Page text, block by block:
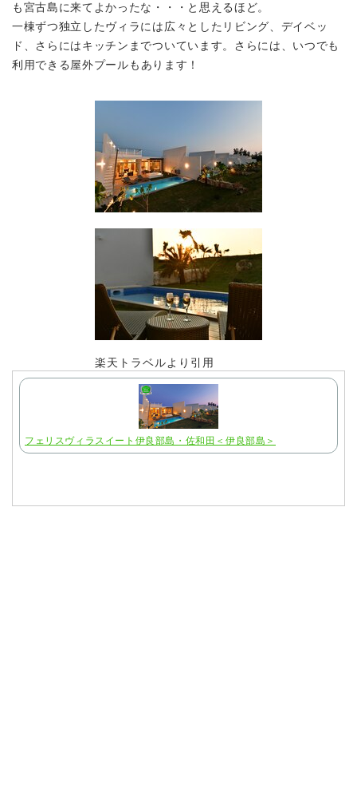
も宮古島に来てよかったな・・・と思えるほど。
一棟ずつ独立したヴィラには広々としたリビング、デイベッ
ド、さらにはキッチンまでついています。さらには、いつでも
利用できる 屋外プールも あります！
楽天トラベルより引用
フェリスヴィラスイート伊良部島・佐和田＜伊良部島＞